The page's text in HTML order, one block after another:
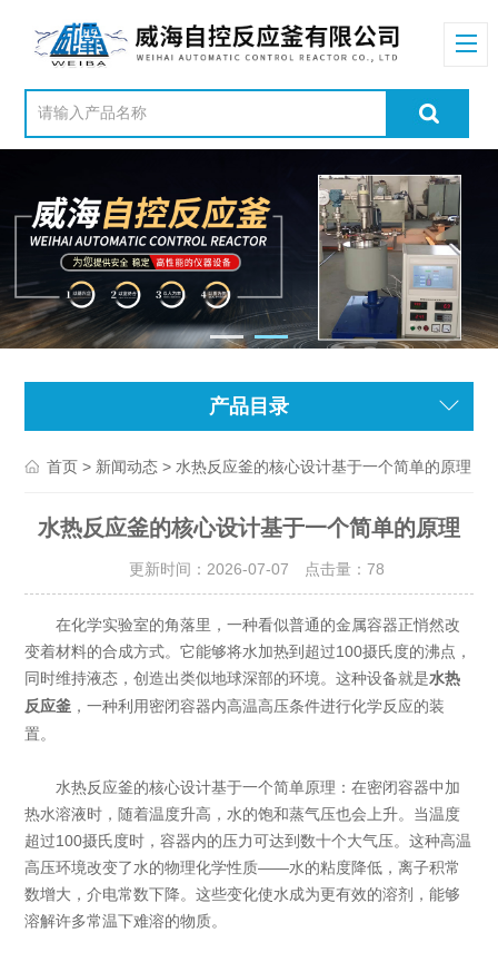
产品目录
首页 > 新闻动态 > 水热反应釜的核心设计基于一个简单的原理
水热反应釜的核心设计基于一个简单的原理
更新时间：2026-07-07 点击量： 78
在化学实验室的角落里，一种看似普通的金属容器正悄然改
变着材料的合成方式。它能够将水加热到超过100摄氏度的沸点，
同时维持液态，创造出类似地球深部的环境。这种设备就是水热
反应釜 ，一种利用密闭容器内高温高压条件进行化学反应的装
置。
水热反应釜的核心设计基于一个简单原理：在密闭容器中加
热水溶液时，随着温度升高，水的饱和蒸气压也会上升。当温度
超过100摄氏度时，容器内的压力可达到数十个大气压。这种高温
高压环境改变了水的物理化学性质——水的粘度降低，离子积常
数增大，介电常数下降。这些变化使水成为更有效的溶剂，能够
溶解许多常温下难溶的物质。